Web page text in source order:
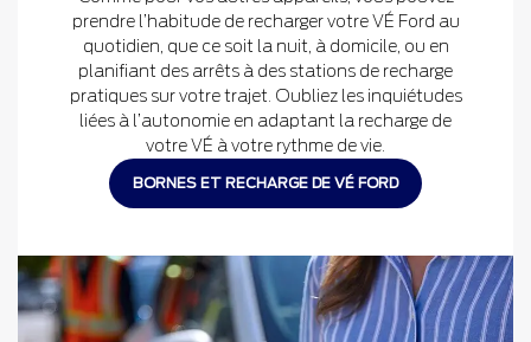
prendre l’habitude de recharger votre VÉ Ford au
quotidien, que ce soit la nuit, à domicile, ou en
planifiant des arrêts à des stations de recharge
pratiques sur votre trajet. Oubliez les inquiétudes
liées à l’autonomie en adaptant la recharge de
votre VÉ à votre rythme de vie.
BORNES ET RECHARGE DE VÉ FORD